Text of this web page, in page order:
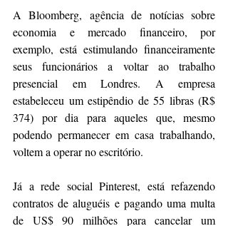
A Bloomberg, agência de notícias sobre
economia e mercado financeiro, por
exemplo, está estimulando financeiramente
seus funcionários a voltar ao trabalho
presencial em Londres. A empresa
estabeleceu um estipêndio de 55 libras (R$
374) por dia para aqueles que, mesmo
podendo permanecer em casa trabalhando,
voltem a operar no escritório.
Já a rede social Pinterest, está refazendo
contratos de aluguéis e pagando uma multa
de US$ 90 milhões para cancelar um